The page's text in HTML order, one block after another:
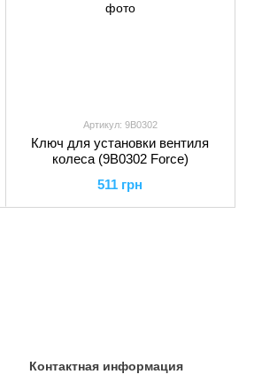
Артикул: 9B0302
Ключ для установки вентиля
колеса (9B0302 Force)
511 грн
Контактная информация